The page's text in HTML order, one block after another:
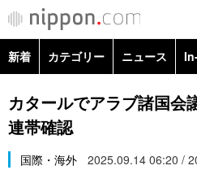
カテゴリー
新着 カテゴリー ニュース
政治・外交
経済・ビジネス
カタールでアラブ諸国
連帯確認
国際・海外 2025.09.14 06:20 /